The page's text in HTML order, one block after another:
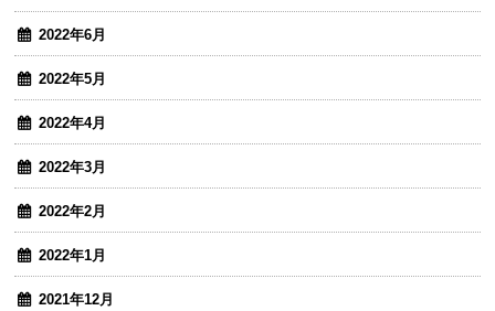
2022年6月
2022年5月
2022年4月
2022年3月
2022年2月
2022年1月
2021年12月